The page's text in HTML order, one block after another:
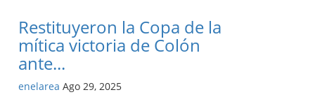
Restituyeron la Copa de la
mítica victoria de Colón
ante...
enelarea Ago 29, 2025